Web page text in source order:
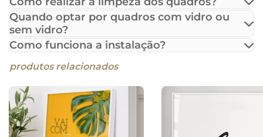
Quando optar por quadros com vidro ou
sem vidro?
Como funciona a instalação?
produtos relacionados